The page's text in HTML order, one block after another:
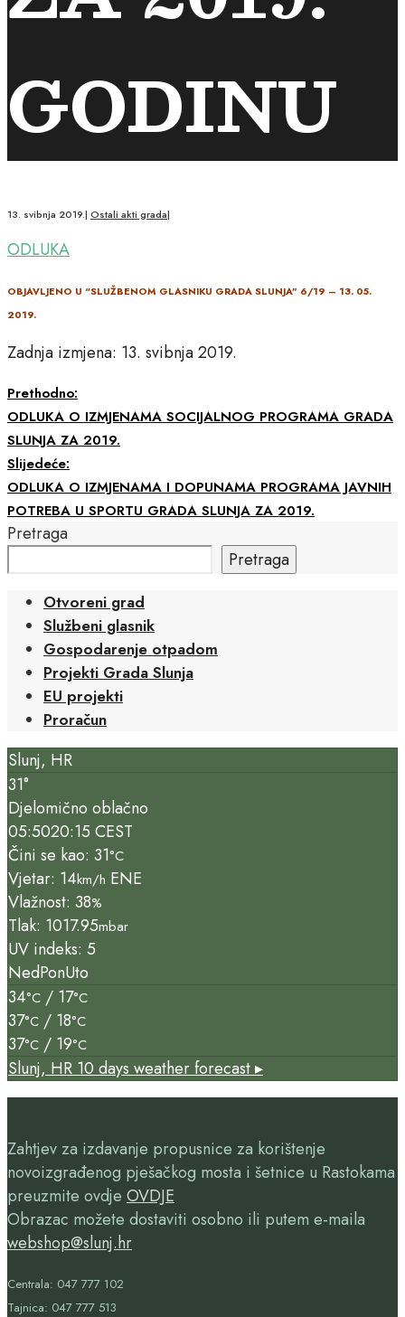
GODINU
13. svibnja 2019.| Ostali akti grada|
ODLUKA
OBJAVLJENO U “SLUŽBENOM GLASNIKU GRADA SLUNJA” 6/19 – 13. 05.
2019.
Zadnja izmjena: 13. svibnja 2019.
Prethodno:
ODLUKA O IZMJENAMA SOCIJALNOG PROGRAMA GRADA
SLUNJA ZA 2019.
Slijedeće:
ODLUKA O IZMJENAMA I DOPUNAMA PROGRAMA JAVNIH
POTREBA U SPORTU GRADA SLUNJA ZA 2019.
Pretraga
Pretraga
Otvoreni grad
Službeni glasnik
Gospodarenje otpadom
Projekti Grada Slunja
EU projekti
Proračun
Slunj, HR
31°
Djelomično oblačno
05:5020:15 CEST
Čini se kao: 31°C
Vjetar: 14km/h ENE
Vlažnost: 38%
Tlak: 1017.95mbar
UV indeks: 5
NedPonUto
34°C / 17°C
37°C / 18°C
37°C / 19°C
Slunj, HR 10 days weather forecast ▸
Zahtjev za izdavanje propusnice za korištenje
novoizgrađenog pješačkog mosta i šetnice u Rastokama
preuzmite ovdje OVDJE
Obrazac možete dostaviti osobno ili putem e-maila
webshop@slunj.hr
Centrala: 047 777 102
Tajnica: 047 777 513